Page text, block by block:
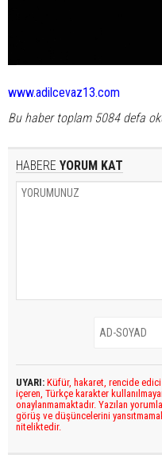
www.adilcevaz13.com
Bu haber toplam 5084 defa
HABERE YORUM KAT
UYARI: Küfür, hakaret, rencide edici
içeren, Türkçe karakter
onaylanmamaktadır. Yazılan
görüş ve düşüncelerini
niteliktedir.